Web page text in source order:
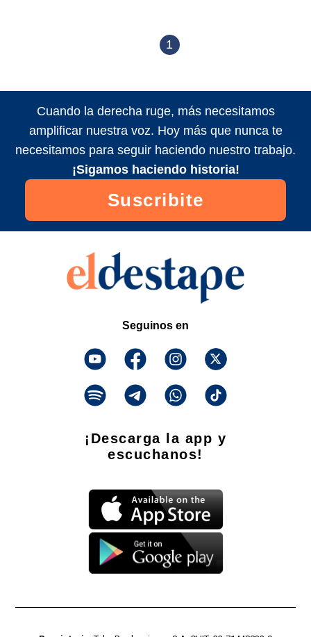
1
Cuando la derecha ruge, más necesitamos
amplificar nuestra voz. Hoy más que nunca te
necesitamos para seguir haciendo nuestro trabajo.
¡Sigamos haciendo historia!
Suscribite
Seguinos en
¡Descarga la app y
escuchanos!